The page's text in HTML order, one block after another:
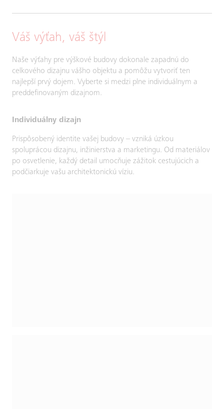
Váš výťah, váš štýl
Naše výťahy pre výškové budovy dokonale zapadnú do
celkového dizajnu vášho objektu a pomôžu vytvoriť ten
najlepší prvý dojem. Vyberte si medzi plne individuálnym a
preddefinovaným dizajnom.
Individuálny dizajn
Prispôsobený identite vašej budovy – vzniká úzkou
spoluprácou dizajnu, inžinierstva a marketingu. Od materiálov
po osvetlenie, každý detail umocňuje zážitok cestujúcich a
podčiarkuje vašu architektonickú víziu.